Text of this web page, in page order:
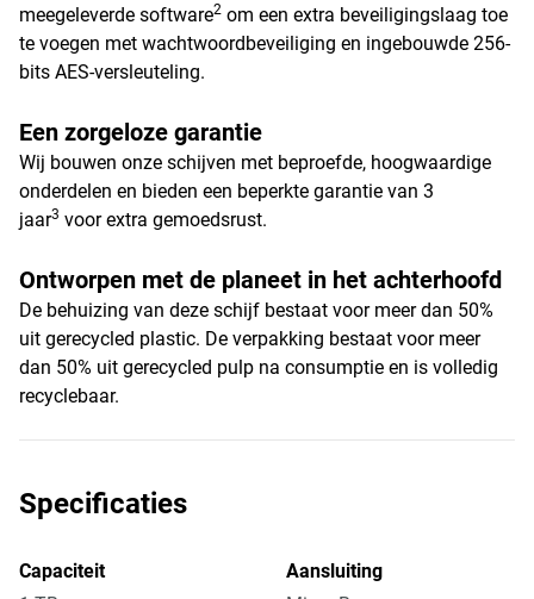
meegeleverde software2 om een extra beveiligingslaag toe
te voegen met wachtwoordbeveiliging en ingebouwde 256-
bits AES-versleuteling.
Een zorgeloze garantie
Wij bouwen onze schijven met beproefde, hoogwaardige
onderdelen en bieden een beperkte garantie van 3
jaar3 voor extra gemoedsrust.
Ontworpen met de planeet in het achterhoofd
De behuizing van deze schijf bestaat voor meer dan 50%
uit gerecycled plastic. De verpakking bestaat voor meer
dan 50% uit gerecycled pulp na consumptie en is volledig
recyclebaar.
Specificaties
Capaciteit
Aansluiting